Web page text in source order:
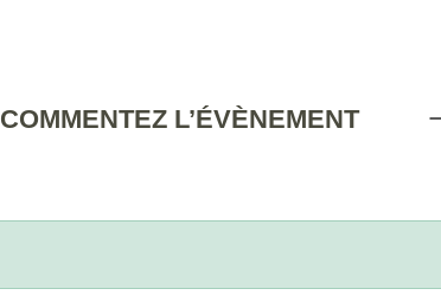
COMMENTEZ L’ÉVÈNEMENT